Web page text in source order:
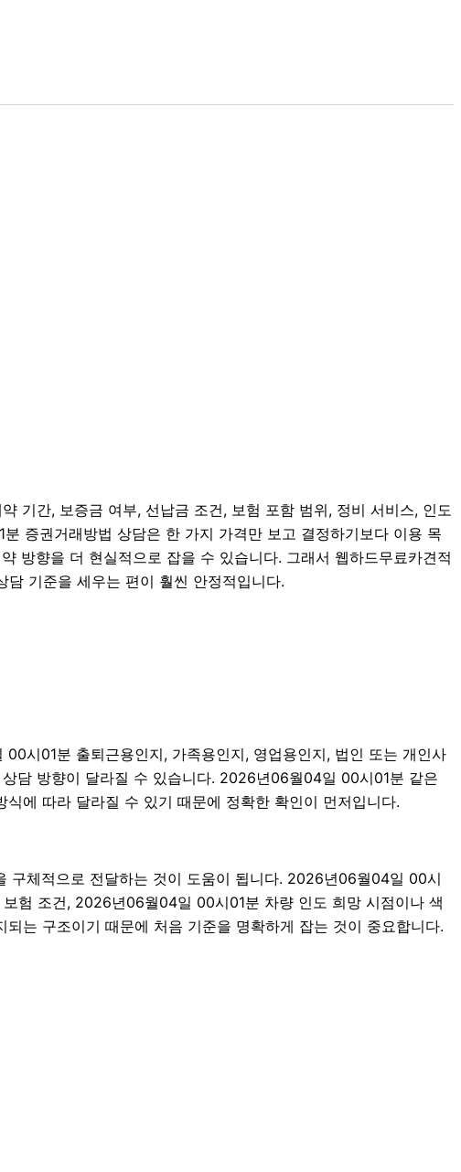
기간, 보증금 여부, 선납금 조건, 보험 포함 범위, 정비 서비스, 인도
증권거래방법 상담은 한 가지 가격만 보고 결정하기보다 이용 목
방향을 더 현실적으로 잡을 수 있습니다. 그래서 웹하드무료카견적
기준을 세우는 편이 훨씬 안정적입니다.
시01분 출퇴근용인지, 가족용인지, 영업용인지, 법인 또는 개인사
담 방향이 달라질 수 있습니다. 2026년06월04일 00시01분 같은
에 따라 달라질 수 있기 때문에 정확한 확인이 먼저입니다.
구체적으로 전달하는 것이 도움이 됩니다. 2026년06월04일 00시
험 조건, 2026년06월04일 00시01분 차량 인도 희망 시점이나 색
는 구조이기 때문에 처음 기준을 명확하게 잡는 것이 중요합니다.